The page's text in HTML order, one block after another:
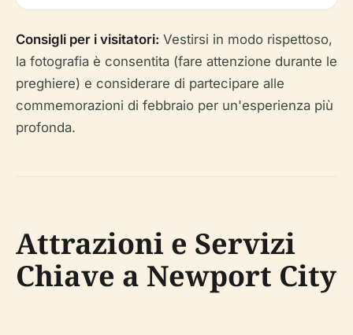
Consigli per i visitatori: Vestirsi in modo rispettoso,
la fotografia è consentita (fare attenzione durante le
preghiere) e considerare di partecipare alle
commemorazioni di febbraio per un'esperienza più
profonda.
Attrazioni e Servizi
Chiave a Newport City